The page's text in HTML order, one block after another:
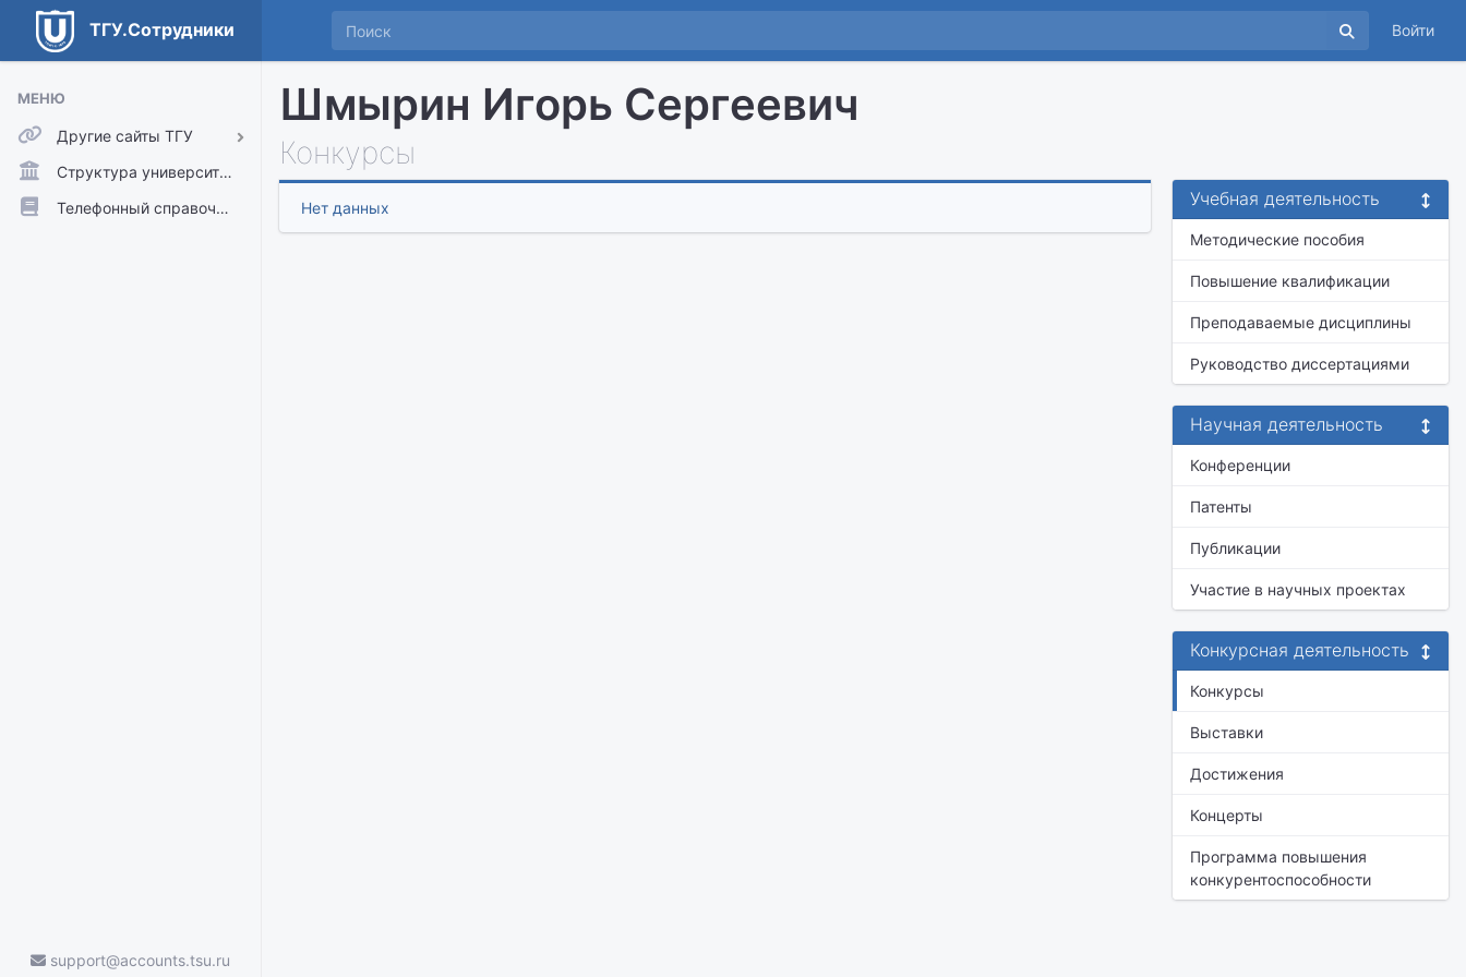
ТГУ.Сотрудники Войти
МЕНЮ
Другие сайты ТГУ
ТГУ.Аккаунты
ТГУ.Расписание
Структура университета
Телефонный справочник
support@accounts.tsu.ru
Шмырин Игорь Сергеевич
Конкурсы
Нет данных Учебная деятельность
Методические пособия
Повышение квалификации
Преподаваемые дисциплины
Руководство диссертациями
Научная деятельность
Конференции
Патенты
Публикации
Участие в научных проектах
Конкурсная деятельность
Конкурсы
Выставки
Достижения
Концерты
Программа повышения
конкурентоспособности